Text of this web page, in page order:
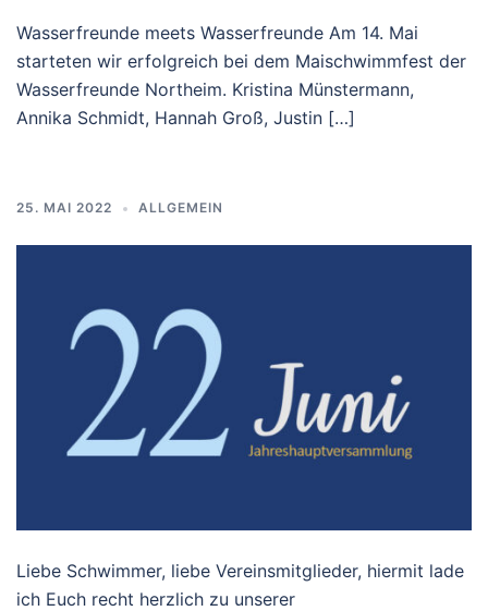
Wasserfreunde meets Wasserfreunde Am 14. Mai
starteten wir erfolgreich bei dem Maischwimmfest der
Wasserfreunde Northeim. Kristina Münstermann,
Annika Schmidt, Hannah Groß, Justin […]
25. MAI 2022 ALLGEMEIN
Liebe Schwimmer, liebe Vereinsmitglieder, hiermit lade
ich Euch recht herzlich zu unserer